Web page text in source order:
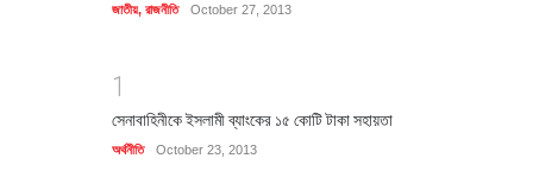
জাতীয়, রাজনীতি October 27, 2013
1
সেনাবাহিনীকে ইসলামী ব্যাংকের ১৫ কোটি টাকা সহায়তা
অর্থনীতি October 23, 2013